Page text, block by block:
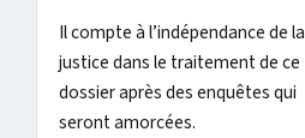
Il compte à l’indépendance de la
justice dans le traitement de ce
dossier après des enquêtes qui
seront amorcées.